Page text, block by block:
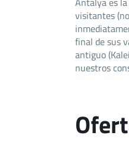
visitantes
final de sus
antiguo
nuestros